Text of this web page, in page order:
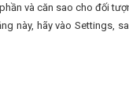
và căn sao cho đối
này, hãy vào Settings,